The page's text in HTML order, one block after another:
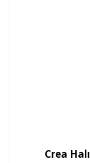
Crea Halı